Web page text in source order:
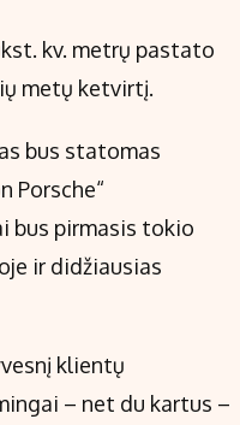
kv. metrų pastato
metų ketvirtį.
bus statomas
Porsche“
bus pirmasis tokio
ir didžiausias
klientų
– net du kartus –